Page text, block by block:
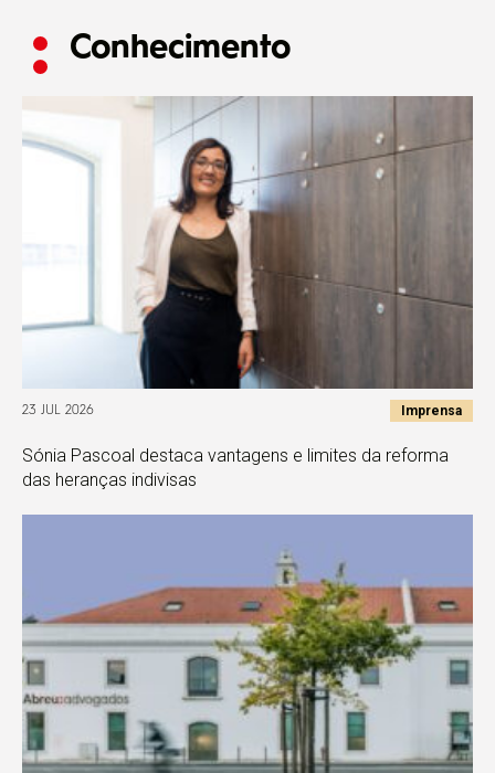
Conhecimento
23 JUL 2026 Imprensa
Sónia Pascoal destaca vantagens e limites da reforma
das heranças indivisas